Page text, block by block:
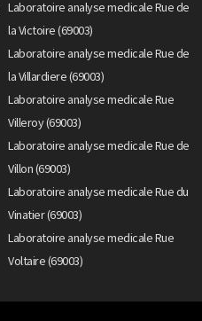
Laboratoire analyse medicale Rue de
la Victoire (69003)
Laboratoire analyse medicale Rue de
la Villardiere (69003)
Laboratoire analyse medicale Rue
Villeroy (69003)
Laboratoire analyse medicale Rue de
Villon (69003)
Laboratoire analyse medicale Rue du
Vinatier (69003)
Laboratoire analyse medicale Rue
Voltaire (69003)